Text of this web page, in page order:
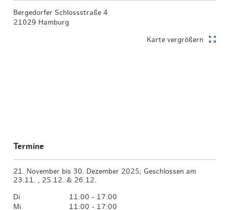
Bergedorfer Schlossstraße 4
21029 Hamburg
Karte vergrößern
Termine
21. November bis 30. Dezember 2025; Geschlossen am
23.11. , 25.12. & 26.12.
Di
11:00 - 17:00
Mi
11:00 - 17:00